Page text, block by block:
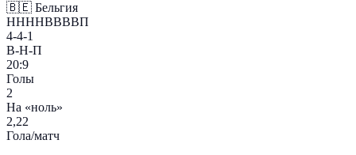
🇧🇪 Бельгия
ННННВВВВП
4-4-1
В-Н-П
20:9
Голы
2
На «ноль»
2,22
Гола/матч